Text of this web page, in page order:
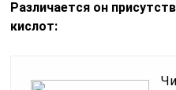
Различается он
кислот: